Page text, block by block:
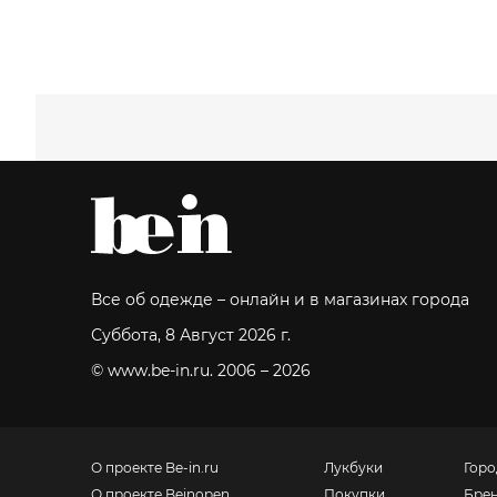
Все об одежде – онлайн и в магазинах города
Суббота, 8 Август 2026 г.
© www.be-in.ru. 2006 – 2026
О проекте Be-in.ru
Лукбуки